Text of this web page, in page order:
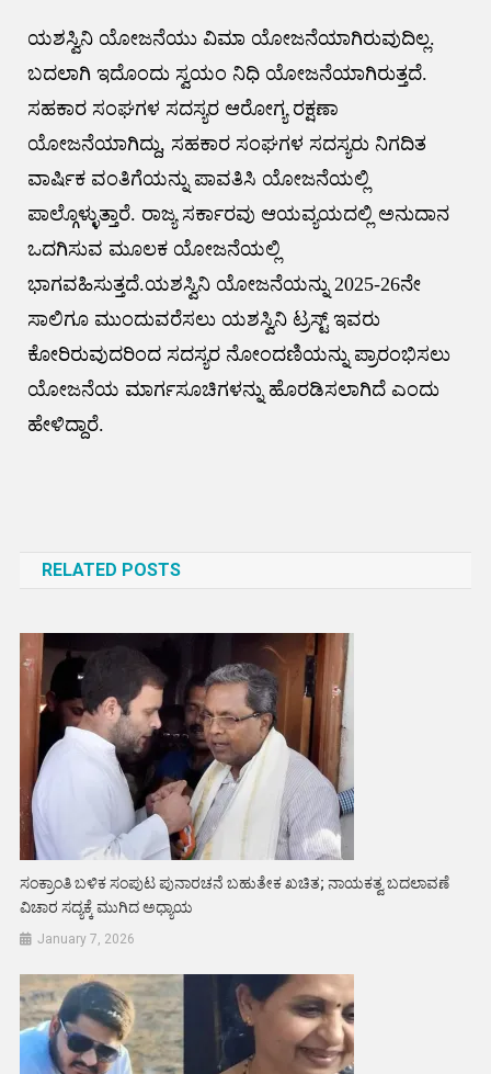
ಯಶಸ್ವಿನಿ ಯೋಜನೆಯು ವಿಮಾ ಯೋಜನೆಯಾಗಿರುವುದಿಲ್ಲ.
ಬದಲಾಗಿ ಇದೊಂದು ಸ್ವಯಂ ನಿಧಿ ಯೋಜನೆಯಾಗಿರುತ್ತದೆ.
ಸಹಕಾರ ಸಂಘಗಳ ಸದಸ್ಯರ ಆರೋಗ್ಯ ರಕ್ಷಣಾ
ಯೋಜನೆಯಾಗಿದ್ದು, ಸಹಕಾರ ಸಂಘಗಳ ಸದಸ್ಯರು ನಿಗದಿತ
ವಾರ್ಷಿಕ ವಂತಿಗೆಯನ್ನು ಪಾವತಿಸಿ ಯೋಜನೆಯಲ್ಲಿ
ಪಾಲ್ಗೊಳ್ಳುತ್ತಾರೆ. ರಾಜ್ಯ ಸರ್ಕಾರವು ಆಯವ್ಯಯದಲ್ಲಿ ಅನುದಾನ
ಒದಗಿಸುವ ಮೂಲಕ ಯೋಜನೆಯಲ್ಲಿ
ಭಾಗವಹಿಸುತ್ತದೆ.ಯಶಸ್ವಿನಿ ಯೋಜನೆಯನ್ನು 2025-26ನೇ
ಸಾಲಿಗೂ ಮುಂದುವರೆಸಲು ಯಶಸ್ವಿನಿ ಟ್ರಸ್ಟ್ ಇವರು
ಕೋರಿರುವುದರಿಂದ ಸದಸ್ಯರ ನೋಂದಣಿಯನ್ನು ಪ್ರಾರಂಭಿಸಲು
ಯೋಜನೆಯ ಮಾರ್ಗಸೂಚಿಗಳನ್ನು ಹೊರಡಿಸಲಾಗಿದೆ ಎಂದು
ಹೇಳಿದ್ದಾರೆ.
RELATED POSTS
ಸಂಕ್ರಾಂತಿ ಬಳಿಕ ಸಂಪುಟ ಪುನಾರಚನೆ ಬಹುತೇಕ ಖಚಿತ; ನಾಯಕತ್ವ ಬದಲಾವಣೆ
ವಿಚಾರ ಸದ್ಯಕ್ಕೆ ಮುಗಿದ ಅಧ್ಯಾಯ
January 7, 2026